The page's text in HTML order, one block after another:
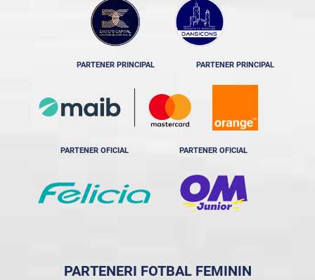
PARTENER PRINCIPAL PARTENER PRINCIPAL
PARTENER OFICIAL PARTENER OFICIAL
PARTENERI FOTBAL FEMININ